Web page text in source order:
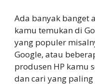
Ada banyak banget
kamu temukan di
yang populer
Google, atau
produsen HP kamu
dan cari yang